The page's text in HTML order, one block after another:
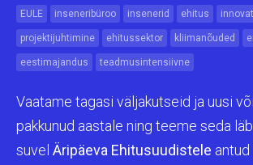
EULE inseneribüroo insenerid ehitus
projektijuhtimine ehitussektor kliimanõuded
eestimajandus teadmusintensiivne
Vaatame tagasi väljakutseid ja uusi
pakkunud aastale ning teeme seda
suvel Äripäeva Ehitusuudistele antud